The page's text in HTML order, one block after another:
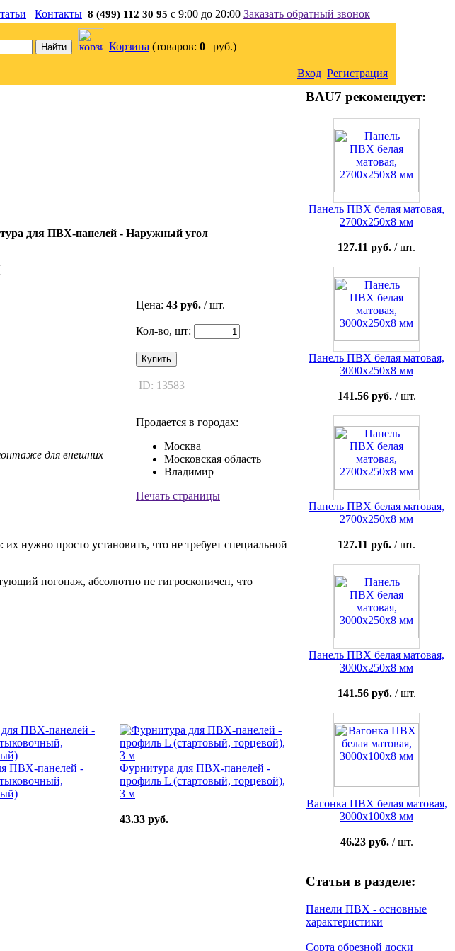
Контакты 8 (499) 112 30 95 с 9:00 до 20:00 Заказать обратный звонок
Корзина (товаров: 0 | руб.)
Вход Регистрация
для ПВХ-панелей - Наружный угол
для внешних
Цена: 43 руб. / шт.
Кол-во, шт:
Купить
ID: 13583
Продается в городах:
Москва
Московская область
Владимир
Печать страницы
нужно просто установить, что не требует специальной
погонаж, абсолютно не гигроскопичен, что
ПВХ-панелей -
Фурнитура для ПВХ-панелей -
профиль L (стартовый, торцевой),
3 м
43.33 руб.
BAU7 рекомендует:
Панель ПВХ белая матовая,
2700x250x8 мм
127.11 руб. / шт.
Панель ПВХ белая матовая,
3000x250x8 мм
141.56 руб./ шт.
Панель ПВХ белая матовая,
2700x250x8 мм
127.11 руб. / шт.
Панель ПВХ белая матовая,
3000x250x8 мм
141.56 руб./ шт.
Вагонка ПВХ белая матовая,
3000x100x8 мм
46.23 руб./ шт.
Статьи в разделе:
Панели ПВХ - основные
характеристики
Сорта обрезной доски